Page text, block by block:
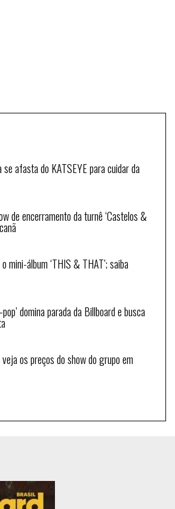
afasta do KATSEYE para cuidar da
de encerramento da turnê ‘Castelos &
mini-álbum ‘THIS & THAT’; saiba
domina parada da Billboard e busca
os preços do show do grupo em